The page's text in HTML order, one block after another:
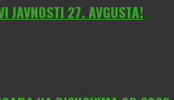
JAVNOSTI 27. AVGUSTA!